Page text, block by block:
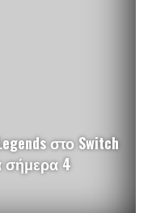
στο Switch
σήμερα 4